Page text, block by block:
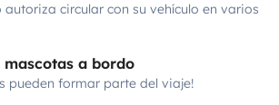
circular con su vehículo en varios
mascotas a bordo
pueden formar parte del viaje!